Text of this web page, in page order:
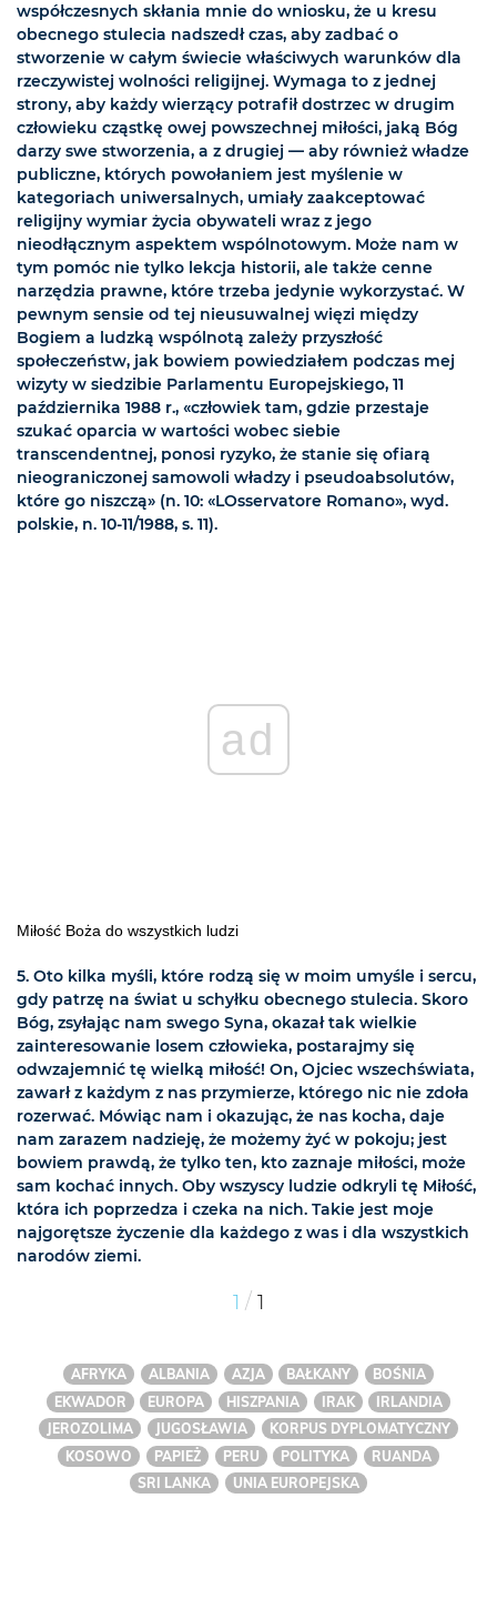
współczesnych skłania mnie do wniosku, że u kresu
obecnego stulecia nadszedł czas, aby zadbać o
stworzenie w całym świecie właściwych warunków dla
rzeczywistej wolności religijnej. Wymaga to z jednej
strony, aby każdy wierzący potrafił dostrzec w drugim
człowieku cząstkę owej powszechnej miłości, jaką Bóg
darzy swe stworzenia, a z drugiej — aby również władze
publiczne, których powołaniem jest myślenie w
kategoriach uniwersalnych, umiały zaakceptować
religijny wymiar życia obywateli wraz z jego
nieodłącznym aspektem wspólnotowym. Może nam w
tym pomóc nie tylko lekcja historii, ale także cenne
narzędzia prawne, które trzeba jedynie wykorzystać. W
pewnym sensie od tej nieusuwalnej więzi między
Bogiem a ludzką wspólnotą zależy przyszłość
społeczeństw, jak bowiem powiedziałem podczas mej
wizyty w siedzibie Parlamentu Europejskiego, 11
października 1988 r., «człowiek tam, gdzie przestaje
szukać oparcia w wartości wobec siebie
transcendentnej, ponosi ryzyko, że stanie się ofiarą
nieograniczonej samowoli władzy i pseudoabsolutów,
które go niszczą» (n. 10: «LOsservatore Romano», wyd.
polskie, n. 10-11/1988, s. 11).
ad
Miłość Boża do wszystkich ludzi
5. Oto kilka myśli, które rodzą się w moim umyśle i sercu,
gdy patrzę na świat u schyłku obecnego stulecia. Skoro
Bóg, zsyłając nam swego Syna, okazał tak wielkie
zainteresowanie losem człowieka, postarajmy się
odwzajemnić tę wielką miłość! On, Ojciec wszechświata,
zawarł z każdym z nas przymierze, którego nic nie zdoła
rozerwać. Mówiąc nam i okazując, że nas kocha, daje
nam zarazem nadzieję, że możemy żyć w pokoju; jest
bowiem prawdą, że tylko ten, kto zaznaje miłości, może
sam kochać innych. Oby wszyscy ludzie odkryli tę Miłość,
która ich poprzedza i czeka na nich. Takie jest moje
najgorętsze życzenie dla każdego z was i dla wszystkich
narodów ziemi.
1 / 1
AFRYKA ALBANIA AZJA BAŁKANY
BOŚNIA
EKWADOR
EUROPA HISZPANIA IRAK
IRLANDIA
JEROZOLIMA
JUGOSŁAWIA
KORPUS DYPLOMATYCZNY
KOSOWO
PAPIEŻ PERU POLITYKA
RUANDA
SRI LANKA
UNIA EUROPEJSKA